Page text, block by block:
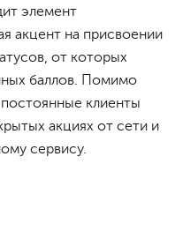
элемент
акцент на присвоении
от которых
баллов. Помимо
клиенты
акциях от сети и
сервису.